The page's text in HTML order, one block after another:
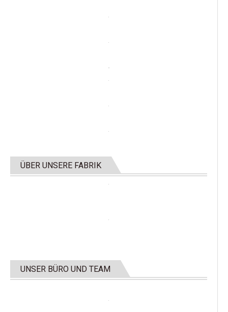
ÜBER UNSERE FABRIK
UNSER BÜRO UND TEAM